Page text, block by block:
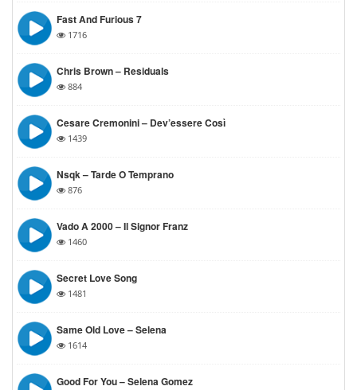
Fast And Furious 7
1716
Chris Brown – Residuals
884
Cesare Cremonini – Dev’essere Così
1439
Nsqk – Tarde O Temprano
876
Vado A 2000 – Il Signor Franz
1460
Secret Love Song
1481
Same Old Love – Selena
1614
Good For You – Selena Gomez